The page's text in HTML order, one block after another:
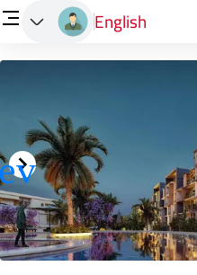
English